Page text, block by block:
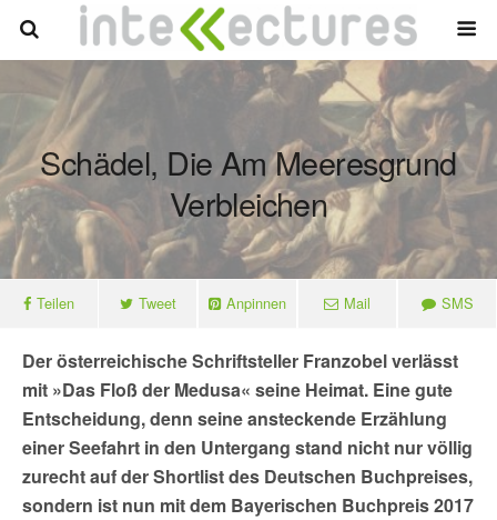
Schädel, Die Am Meeresgrund
Verbleichen
Teilen Tweet Anpinnen Mail SMS
Der österreichische Schriftsteller Franzobel verlässt
mit »Das Floß der Medusa« seine Heimat. Eine gute
Entscheidung, denn seine ansteckende Erzählung
einer Seefahrt in den Untergang stand nicht nur völlig
zurecht auf der Shortlist des Deutschen Buchpreises,
sondern ist nun mit dem Bayerischen Buchpreis 2017